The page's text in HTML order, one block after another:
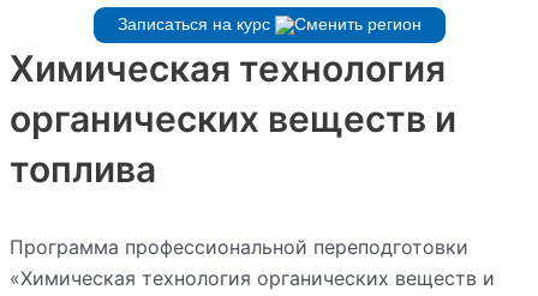
Записаться на курс
Химическая технология
органических веществ и
топлива
Программа профессиональной переподготовки
«Химическая технология органических веществ и